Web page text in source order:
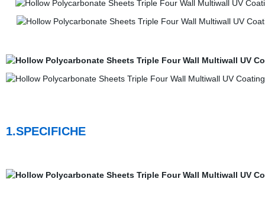
1.SPECIFICHE